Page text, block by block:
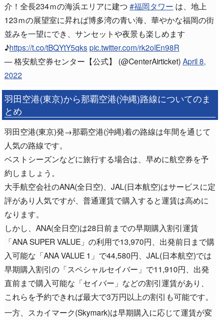
介！全長234ｍの海浜エリアに建つ #福岡タワー は、地上
123ｍの展望室に昇れば博多湾の青い海、華やかな福岡の街
並みを一望にでき、サンセットや夜景も楽しめます
♪https://t.co/tBQYtY5qkspic.twitter.com/rk2olEn98R
— 格安航空券センター【公式】 (@CenterAirticket) April 8,
2022
羽田空港(東京)から那覇空港(沖縄)路線についてのま
とめ
羽田空港(東京)発→那覇空港(沖縄)着の路線は年間を通じて
人気の路線です。
ベストシーズンなどに旅行する場合は、早めに航空券を予
約しましょう。
大手航空会社のANA(全日空)、JAL(日本航空)はサービスに定
評があり人気ですが、普通運賃で購入すると運賃は高めに
なります。
しかし、ANA(全日空)は28日前までの早期購入割引運賃
「ANA SUPER VALUE」の利用で13,970円、出発前日まで購
入可能な「ANA VALUE 1」で44,580円、JAL(日本航空)では
早期購入割引の「スペシャルセイバー」で11,910円、出発
直前まで購入可能な「セイバー」などの割引運賃があり、
これらを予約できれば最大で3万円以上の割引も可能です。
一方、スカイマーク(Skymark)は早期購入に応じて運賃が変